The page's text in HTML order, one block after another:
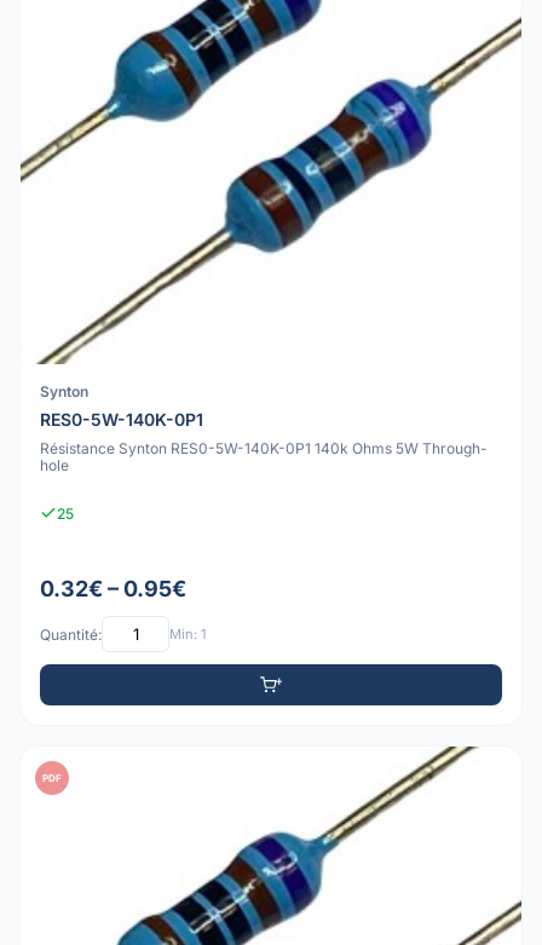
Synton
RES0-5W-140K-0P1
Résistance Synton RES0-5W-140K-0P1 140k Ohms 5W Through-
hole
25
0.32€ – 0.95€
Quantité: Min: 1
PDF